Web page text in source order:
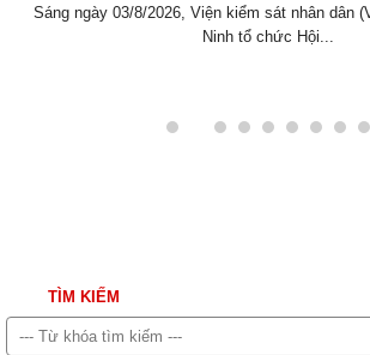
Sáng ngày 03/8/2026, Viện kiểm sát nhân dân
Ninh tổ chức Hội...
TÌM KIẾM